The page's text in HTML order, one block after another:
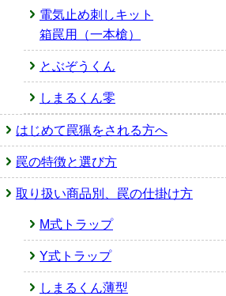
電気止め刺しキット
箱罠用（一本槍）
とぶぞうくん
しまるくん零
はじめて罠猟をされる方へ
罠の特徴と選び方
取り扱い商品別、罠の仕掛け方
M式トラップ
Y式トラップ
しまるくん薄型